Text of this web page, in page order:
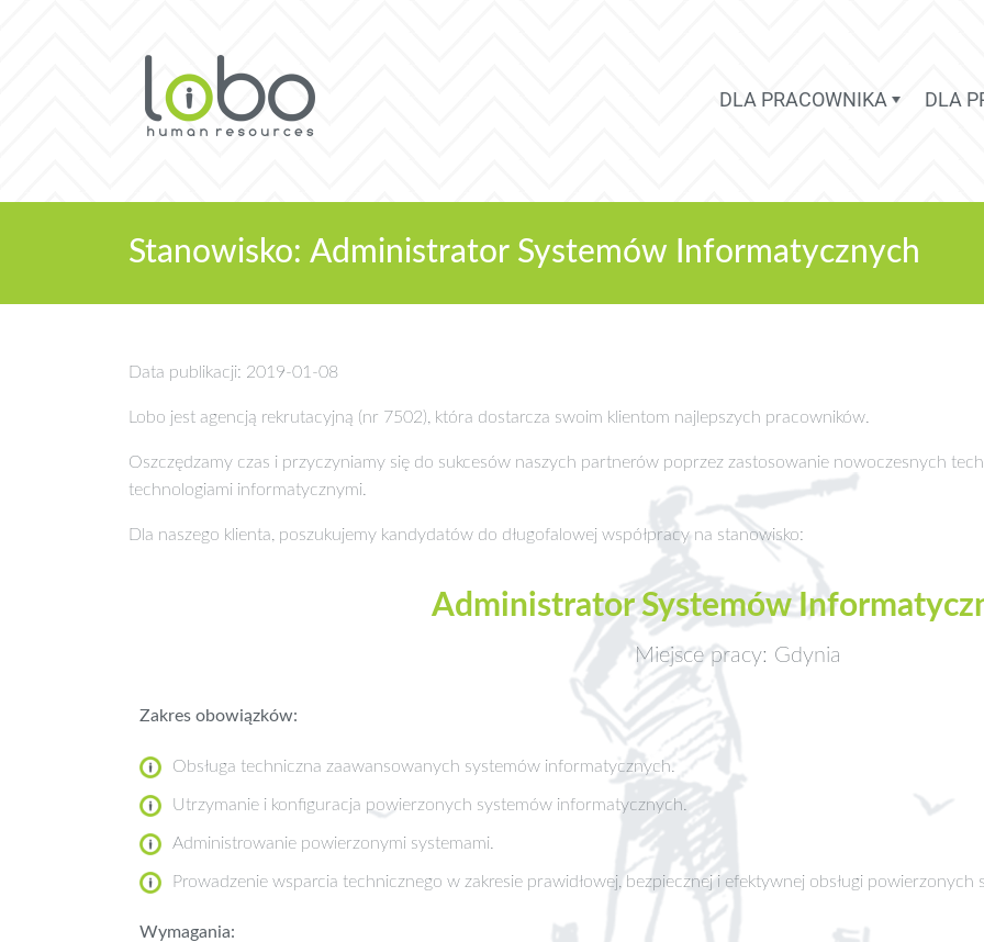
DLA PRACOWNIKA DLA
Stanowisko: Administrator Systemów Informatycznych
Data publikacji: 2019-01-08
Lobo jest agencją rekrutacyjną (nr 7502), która dostarcza swoim klientom najlepszych pracowników.
Oszczędzamy czas i przyczyniamy się do sukcesów naszych partnerów poprzez zastosowanie nowoczesnych
technologiami informatycznymi.
Dla naszego klienta, poszukujemy kandydatów do długofalowej współpracy na stanowisko:
Administrator Systemów
Miejsce pracy: Gdynia
Zakres obowiązków:
Obsługa techniczna zaawansowanych systemów informatycznych.
Utrzymanie i konfiguracja powierzonych systemów informatycznych.
Administrowanie powierzonymi systemami.
Prowadzenie wsparcia technicznego w zakresie prawidłowej, bezpiecznej i efektywnej obsługi
Wymagania: